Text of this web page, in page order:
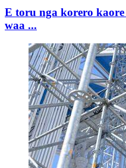
E toru nga korero kaore
waa ...